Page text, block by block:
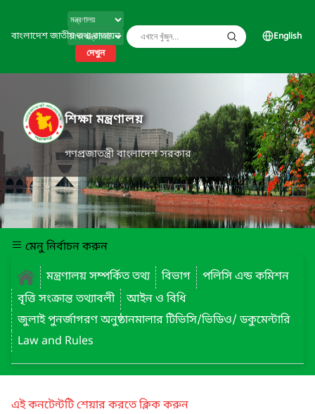
বাংলাদেশ জাতীয় তথ্য বাতায়ন
দেখুন
English
শিক্ষা মন্ত্রণালয়
গণপ্রজাতন্ত্রী বাংলাদেশ সরকার
মেনু নির্বাচন করুন
মন্ত্রণালয় সম্পর্কিত তথ্য
বিভাগ
পলিসি এন্ড কমিশন
বৃত্তি সংক্রান্ত তথ্যাবলী
আইন ও বিধি
জুলাই পুনর্জাগরণ অনুষ্ঠানমালার টিভিসি/ভিডিও/ ডকুমেন্টারি
Law and Rules
এই কনটেন্টটি শেয়ার করতে ক্লিক করুন